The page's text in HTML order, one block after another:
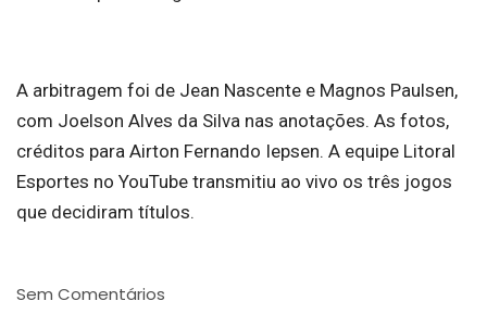
A arbitragem foi de Jean Nascente e Magnos Paulsen,
com Joelson Alves da Silva nas anotações. As fotos,
créditos para Airton Fernando Iepsen. A equipe Litoral
Esportes no YouTube transmitiu ao vivo os três jogos
que decidiram títulos.
Sem Comentários